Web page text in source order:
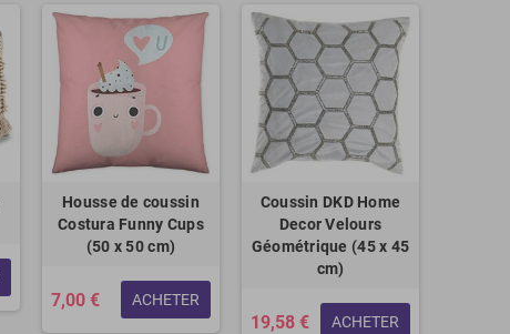
Housse de coussin
Costura Funny Cups
(50 x 50 cm)
7,00 € ACHETER
Coussin DKD Home
Decor Velours
Géométrique (45 x 45
cm)
19,58 € ACHETER